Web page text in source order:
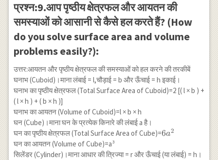
प्रश्न:9.आप पृष्ठीय क्षेत्रफल और आयतन की
समस्याओं को आसानी से कैसे हल करते हैं? (How
do you solve surface area and volume
problems easily?):
उत्तर:आयतन और पृष्ठीय क्षेत्रफल की समस्याओं को हल करने की तरकीबें
घनाभ (Cuboid)।माना लंबाई = l,चौड़ाई = b और ऊँचाई = h इकाई।
घनाभ का पृष्ठीय क्षेत्रफल (Total Surface Area of Cuboid)=2 [( l × b ) +
( l × h ) + ( b × h )]
घनाभ का आयतन (Volume of Cuboid)=l × b × h
घन (Cube)।माना घन के प्रत्येक किनारे की लंबाई a है।
घन का पृष्ठीय क्षेत्रफल (Total Surface Area of Cube)=6
6a2
घन का आयतन (Volume of Cube)=a³
सिलेंडर (Cylinder)।माना आधार की त्रिज्या = r और ऊँचाई (या लंबाई) = h।